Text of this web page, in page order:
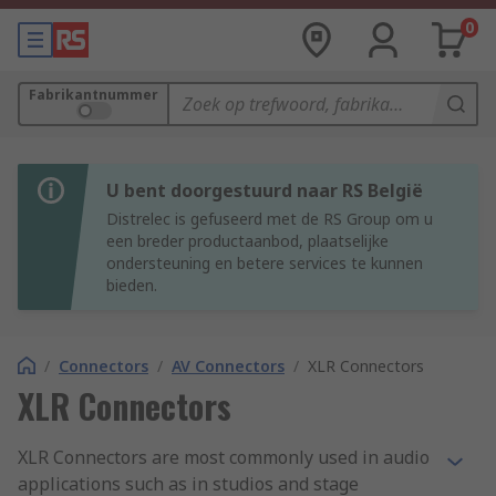
0
Fabrikantnummer
U bent doorgestuurd naar RS België
Distrelec is gefuseerd met de RS Group om u
een breder productaanbod, plaatselijke
ondersteuning en betere services te kunnen
bieden.
/ Connectors / AV Connectors / XLR Connectors
XLR Connectors
XLR Connectors are most commonly used in audio
applications such as in studios and stage